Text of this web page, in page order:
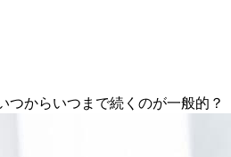
つからいつまで続くのが一般的？